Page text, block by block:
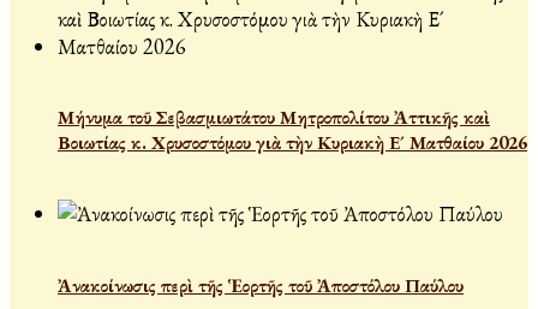
Μήνυμα τοῦ Σεβασμιωτάτου Μητροπολίτου Ἀττικῆς καὶ
Βοιωτίας κ. Χρυσοστόμου γιὰ τὴν Κυριακὴ Ε´ Ματθαίου 2026
Ἀνακοίνωσις περὶ τῆς Ἑορτῆς τοῦ Ἀποστόλου Παύλου